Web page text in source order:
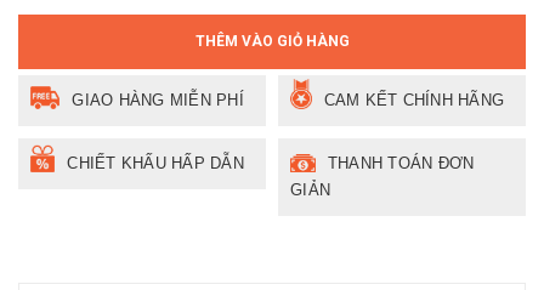
THÊM VÀO GIỎ HÀNG
GIAO HÀNG MIỄN PHÍ CAM KẾT CHÍNH HÃNG
CHIẾT KHẤU HẤP DẪN
THANH TOÁN ĐƠN
GIẢN